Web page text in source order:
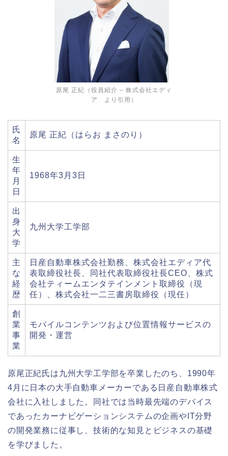
原尾 正紀（役員紹介 – 株式会社エディ
ア より引用）
氏
名
原尾 正紀（はらお まさのり）
生
年
月
日
1968年3月3日
出
身
大
学
九州大学工学部
主
な
経
歴
日産自動車株式会社勤務、株式会社エディア代
表取締役社長、同社代表取締役社長CEO、株式
会社ティームエンタテインメント取締役（現
任）、株式会社一二三書房取締役（現任）
創
業
事
業
モバイルコンテンツおよび位置情報サービスの
開発・運営
原尾正紀氏は九州大学工学部を卒業したのち、1990年
4月に日本の大手自動車メーカーである日産自動車株式
会社に入社しました。同社では当時最先端のデバイス
であったカーナビゲーションシステムの企画やIT分野
の開発業務に従事し、技術的な知見とビジネスの基礎
を学びました。